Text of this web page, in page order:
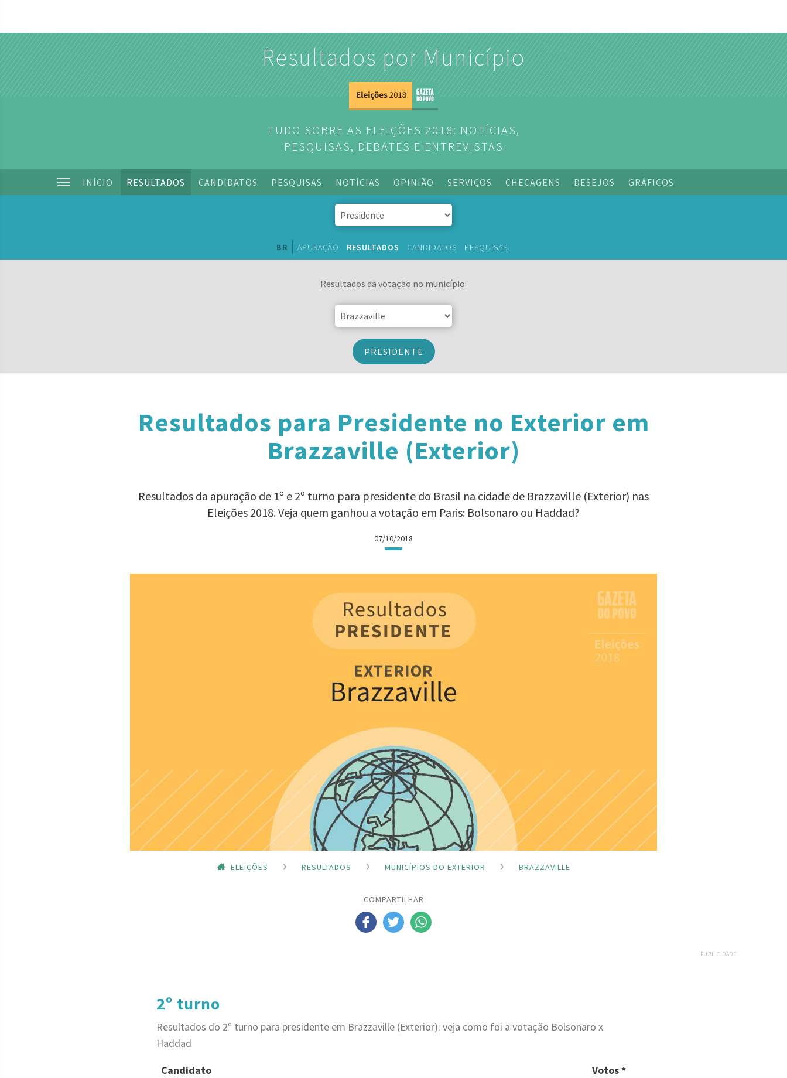
Resultados por Município
TUDO SOBRE AS ELEIÇÕES 2018: NOTÍCIAS,
PESQUISAS, DEBATES E ENTREVISTAS
INÍCIO RESULTADOS CANDIDATOS PESQUISAS NOTÍCIAS OPINIÃO SERVIÇOS CHECAGENS DESEJOS GRÁFICOS
BR APURAÇÃO RESULTADOS CANDIDATOS PESQUISAS
Resultados da votação no município:
PRESIDENTE
Resultados para Presidente no Exterior em
Brazzaville (Exterior)
Resultados da apuração de 1º e 2º turno para presidente do Brasil na cidade de Brazzaville (Exterior) nas
Eleições 2018. Veja quem ganhou a votação em Paris: Bolsonaro ou Haddad?
07/10/2018
ELEIÇÕES RESULTADOS MUNICÍPIOS DO EXTERIOR BRAZZAVILLE
COMPARTILHAR
PUBLICIDADE
2º turno
Resultados do 2º turno para presidente em Brazzaville (Exterior): veja como foi a votação Bolsonaro x
Haddad
Candidato
Votos *